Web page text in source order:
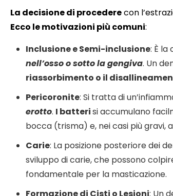
La decisione di procederecon
Ecco le motivazioni più comuni:
Inclusione e Semi-inclusione: È la
nell’osso o sotto la gengiva. Un
riassorbimento o il
Pericoronite: Si tratta di un’
erotto. I batterisi accumulano
bocca (trisma) e, nei casi più gravi,
Carie: La posizione posteriore dei
sviluppo dicarie, che possono
fondamentale per la masticazione.
Formazione di Cisti o Lesioni: Un